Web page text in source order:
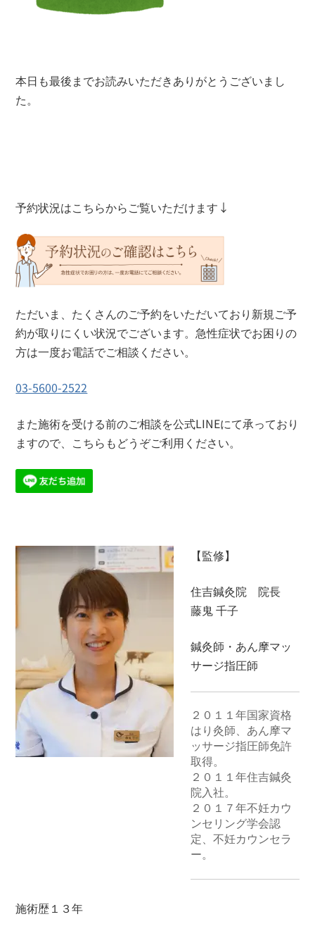
本日も最後までお読みいただきありがとうございまし
た。
予約状況はこちらからご覧いただけます↓
ただいま、たくさんのご予約をいただいており新規ご予
約が取りにくい状況でございます。急性症状でお困りの
方は一度お電話でご相談ください。
03-5600-2522
また施術を受ける前のご相談を公式LINEにて承っており
ますので、こちらもどうぞご利用ください。
【監修】
住吉鍼灸院 院長
藤鬼 千子
鍼灸師・あん摩マッ
サージ指圧師
２０１１年国家資格
はり灸師、あん摩マ
ッサージ指圧師免許
取得。
２０１１年住吉鍼灸
院入社。
２０１７年不妊カウ
ンセリング学会認
定、不妊カウンセラ
ー。
施術歴１３年